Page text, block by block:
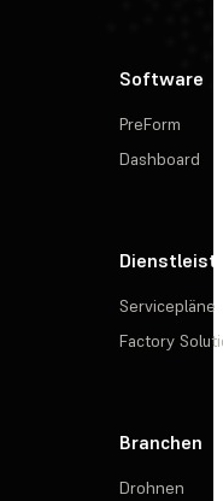
Software
PreForm
Dashboard
Servicepläne
Factory
Branchen
Drohnen